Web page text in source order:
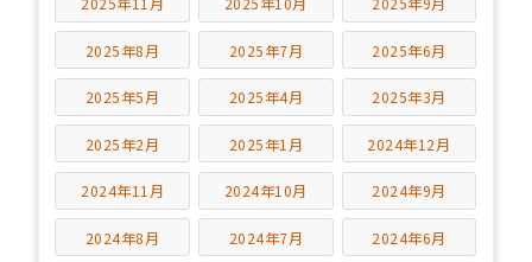
2025年8月 2025年7月 2025年6月
2025年5月 2025年4月 2025年3月
2025年2月 2025年1月 2024年12月
2024年11月 2024年10月 2024年9月
2024年8月 2024年7月 2024年6月